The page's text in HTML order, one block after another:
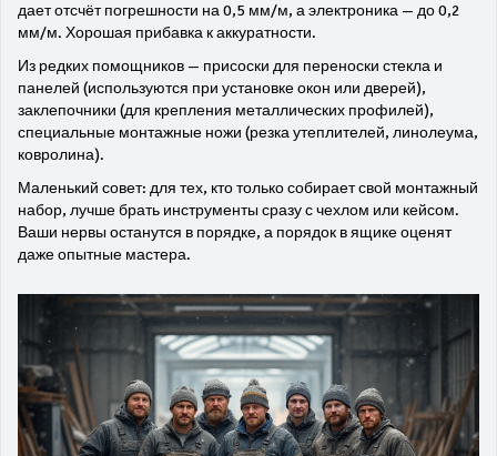
дает отсчёт погрешности на 0,5 мм/м, а электроника — до 0,2
мм/м. Хорошая прибавка к аккуратности.
Из редких помощников — присоски для переноски стекла и
панелей (используются при установке окон или дверей),
заклепочники (для крепления металлических профилей),
специальные монтажные ножи (резка утеплителей, линолеума,
ковролина).
Маленький совет: для тех, кто только собирает свой монтажный
набор, лучше брать инструменты сразу с чехлом или кейсом.
Ваши нервы останутся в порядке, а порядок в ящике оценят
даже опытные мастера.